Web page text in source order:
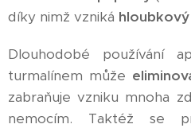
díky nimž vzniká
Dlouhodobé používání
turmalínem může
zabraňuje vzniku mnoha
nemocím. Taktéž se